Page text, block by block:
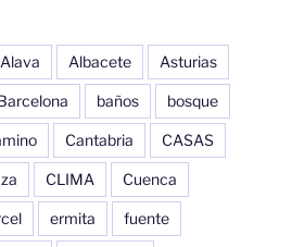
Alava Albacete Asturias
baños bosque
Cantabria CASAS
CLIMA Cuenca
ermita fuente